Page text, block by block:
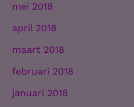
mei 2018
april 2018
maart 2018
februari 2018
januari 2018